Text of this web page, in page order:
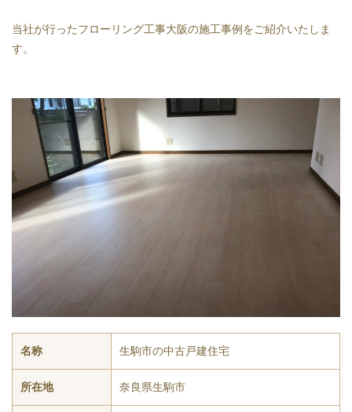
当社が行ったフローリング工事大阪の施工事例をご紹介いたしま
す。
名称 生駒市の中古戸建住宅
所在地 奈良県生駒市